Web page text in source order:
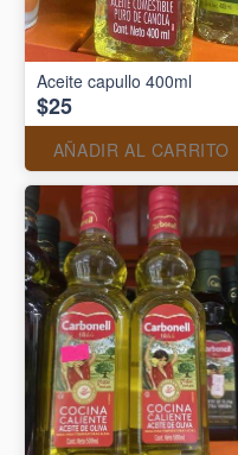
Aceite capullo 400ml
$25
AÑADIR AL CARRITO